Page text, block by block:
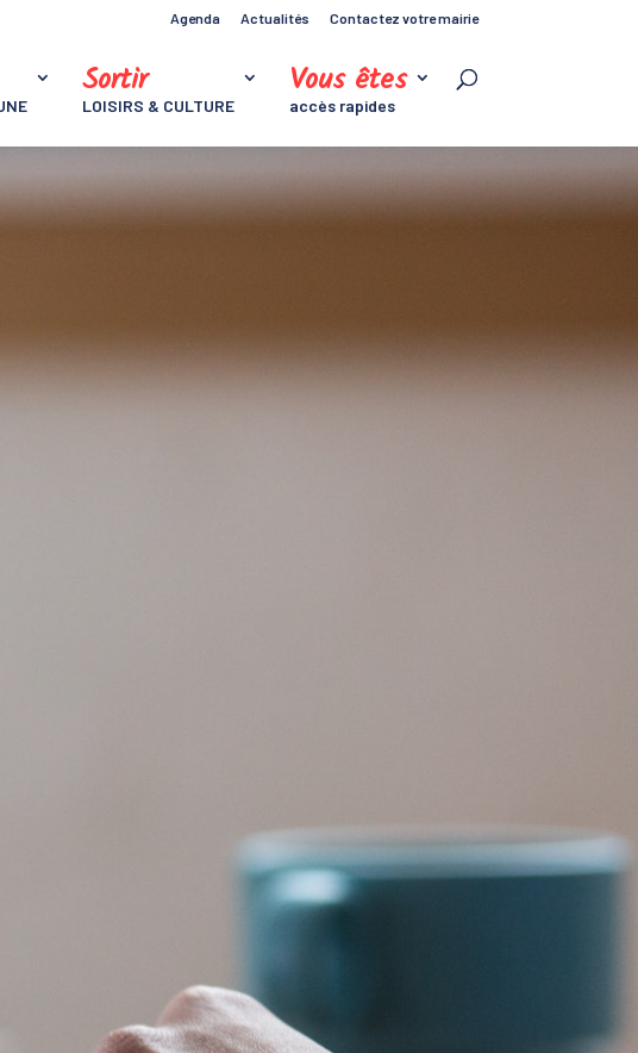
Agenda Actualités Contactez votre mairie
Sortir
LOISIRS & CULTURE
Vous êtes
accès rapides